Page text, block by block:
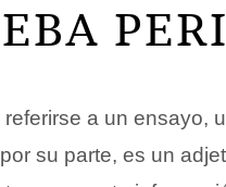
referirse a un ensayo,
su parte, es un